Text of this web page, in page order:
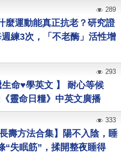
麼運動能真正抗老？研究證
練3次，「不老酶」活性增
289
生命♥學英文 】 耐心等候
靈命日糧》中英文廣播
293
壽方法合集】陽不入陰，睡
“失眠筋”，揉開整夜睡得
333